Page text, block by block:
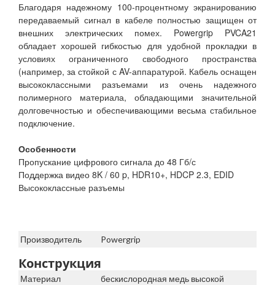
Благодаря надежному 100-процентному экранированию
передаваемый сигнал в кабеле полностью защищен от
внешних электрических помех. Powergrip PVCA21
обладает хорошей гибкостью для удобной прокладки в
условиях ограниченного свободного пространства
(например, за стойкой с AV-аппаратурой. Кабель оснащен
высококлассными разъемами из очень надежного
полимерного материала, обладающими значительной
долговечностью и обеспечивающими весьма стабильное
подключение.
Особенности
Пропускание цифрового сигнала до 48 Гб/с
Поддержка видео 8K / 60 p, HDR10+, HDCP 2.3, EDID
Высококлассные разъемы
Производитель Powergrip
Конструкция
Материал
бескислородная медь высокой